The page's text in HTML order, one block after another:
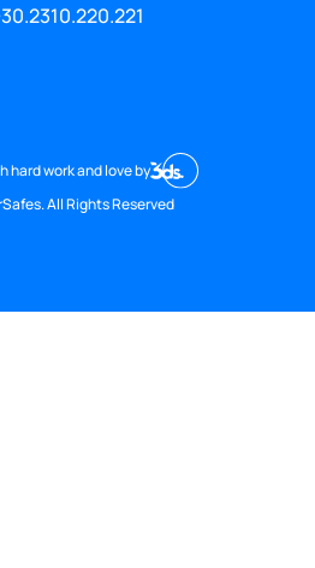
hard work and love by
All Rights Reserved